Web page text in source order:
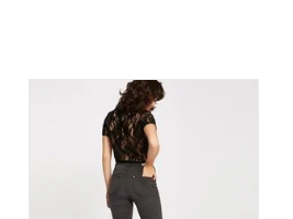
T- Shirt
Doorschijnend
Patroon
Zwart
TOEVOEGEN AAN WINKELWAGEN